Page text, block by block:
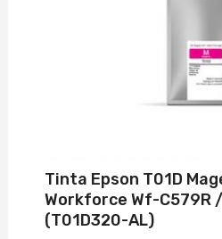
Tinta Epson T01D
Workforce Wf-C579R
(T01D320-AL)